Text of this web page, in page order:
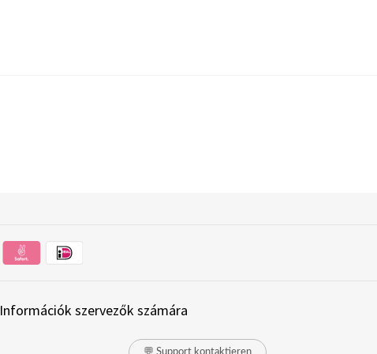
Információk szervezők számára